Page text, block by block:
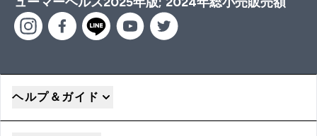
ヘルプ＆ガイド